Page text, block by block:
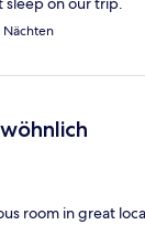
Nächten
room in great